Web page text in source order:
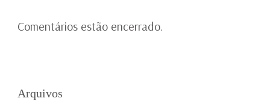
Comentários estão encerrado.
Arquivos